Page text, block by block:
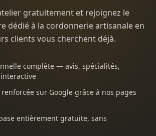
gratuitement et rejoignez le
dédié à la cordonnerie artisanale en
clients vous cherchent déjà.
complète — avis, spécialités,
sur Google grâce à nos pages
entièrement gratuite, sans